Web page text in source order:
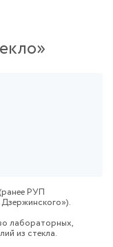
РУП
лабораторных,
из стекла.